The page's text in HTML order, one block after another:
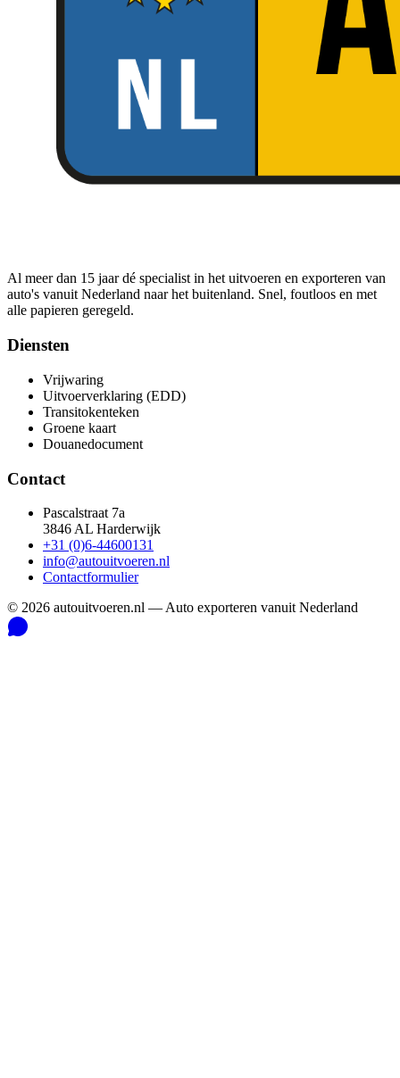
Al meer dan 15 jaar dé specialist in het uitvoeren en exporteren van
auto's vanuit Nederland naar het buitenland. Snel, foutloos en met
alle papieren geregeld.
Diensten
Vrijwaring
Uitvoerverklaring (EDD)
Transitokenteken
Groene kaart
Douanedocument
Contact
Pascalstraat 7a
3846 AL Harderwijk
+31 (0)6-44600131
info@autouitvoeren.nl
Contactformulier
© 2026 autouitvoeren.nl — Auto exporteren vanuit Nederland